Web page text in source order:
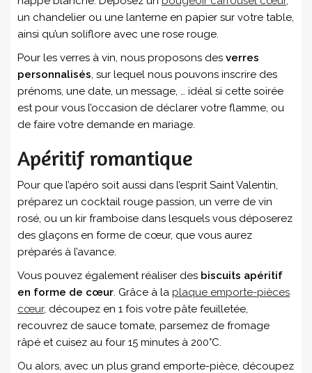
un chandelier ou une lanterne en papier sur votre table,
ainsi qu’un soliflore avec une rose rouge.
Pour les verres à vin, nous proposons des verres
personnalisés, sur lequel nous pouvons inscrire des
prénoms, une date, un message, … idéal si cette soirée
est pour vous l’occasion de déclarer votre flamme, ou
de faire votre demande en mariage.
Apéritif romantique
Pour que l’apéro soit aussi dans l’esprit Saint Valentin,
préparez un cocktail rouge passion, un verre de vin
rosé, ou un kir framboise dans lesquels vous déposerez
des glaçons en forme de cœur, que vous aurez
préparés à l’avance.
Vous pouvez également réaliser des biscuits apéritif
en forme de cœur. Grâce à la plaque emporte-pièces
cœur, découpez en 1 fois votre pâte feuilletée,
recouvrez de sauce tomate, parsemez de fromage
râpé et cuisez au four 15 minutes à 200°C.
Ou alors, avec un plus grand emporte-pièce, découpez